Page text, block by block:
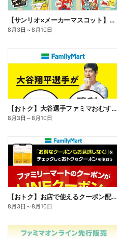
【サンリオ×メーカーマスコット】オリジナルグッズ貰える!
8月3日 ～8月10日
【おトク】大谷選手ファミマおむすび割
8月3日 ～8月10日
【おトク】お店で使えるクーポン配信中
8月3日 ～8月10日